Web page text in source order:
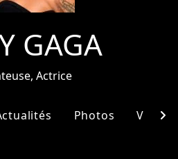
GAGA
Actrice
Photos Vidéos
chevron_right